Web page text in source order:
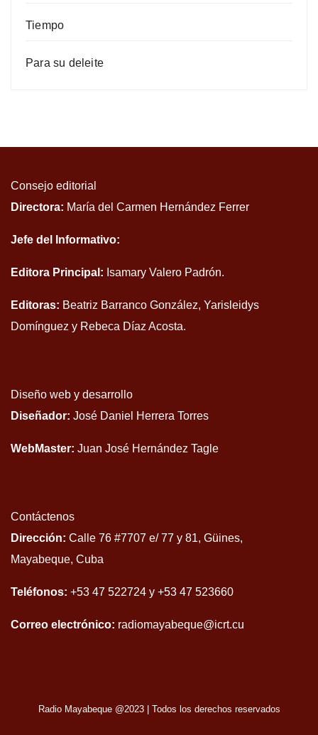
Tiempo
Para su deleite
Consejo editorial
Directora: María del Carmen Hernández Ferrer
Jefe del Informativo:
Editora Principal: Isamary Valero Padrón.
Editoras: Beatriz Barranco González, Yarisleidys
Domínguez y Rebeca Díaz Acosta.
Diseño web y desarrollo
Diseñador: José Daniel Herrera Torres
WebMaster: Juan José Hernández Tagle
Contáctenos
Dirección: Calle 76 #7707 e/ 77 y 81, Güines,
Mayabeque, Cuba
Teléfonos: +53 47 522724 y +53 47 523660
Correo electrónico: radiomayabeque@icrt.cu
Radio Mayabeque @2023 Todos los derechos reservados